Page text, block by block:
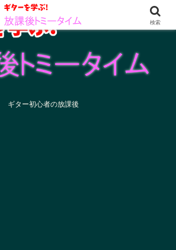
ギター初心者の放課後
検索